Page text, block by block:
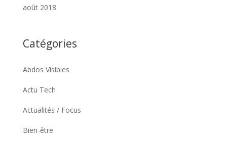
août 2018
Catégories
Abdos Visibles
Actu Tech
Actualités / Focus
Bien-être